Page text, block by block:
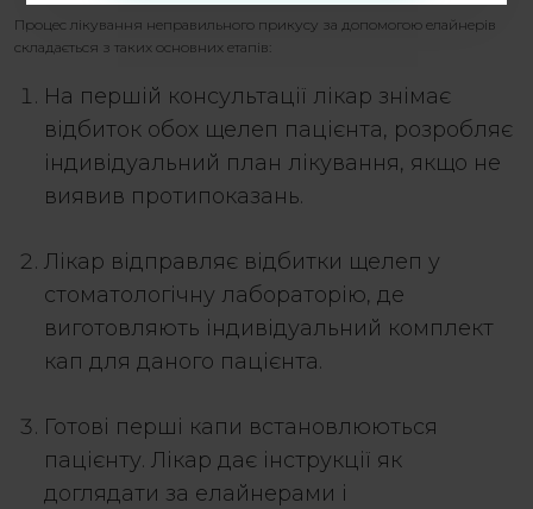
Процес лікування неправильного прикусу за допомогою елайнерів
складається з таких основних етапів:
На першій консультації лікар знімає
відбиток обох щелеп пацієнта, розробляє
індивідуальний план лікування, якщо не
виявив протипоказань.
Лікар відправляє відбитки щелеп у
стоматологічну лабораторію, де
виготовляють індивідуальний комплект
кап для даного пацієнта.
Готові перші капи встановлюються
пацієнту. Лікар дає інструкції як
доглядати за елайнерами і